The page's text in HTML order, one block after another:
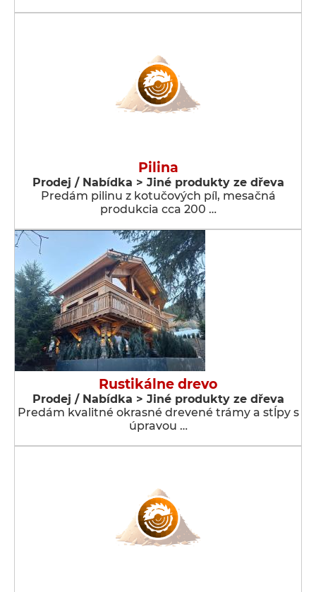
Pilina
Prodej / Nabídka > Jiné produkty ze dřeva
Predám pilinu z kotučových píl, mesačná
produkcia cca 200 …
Rustikálne drevo
Prodej / Nabídka > Jiné produkty ze dřeva
Predám kvalitné okrasné drevené trámy a stĺpy s
úpravou …